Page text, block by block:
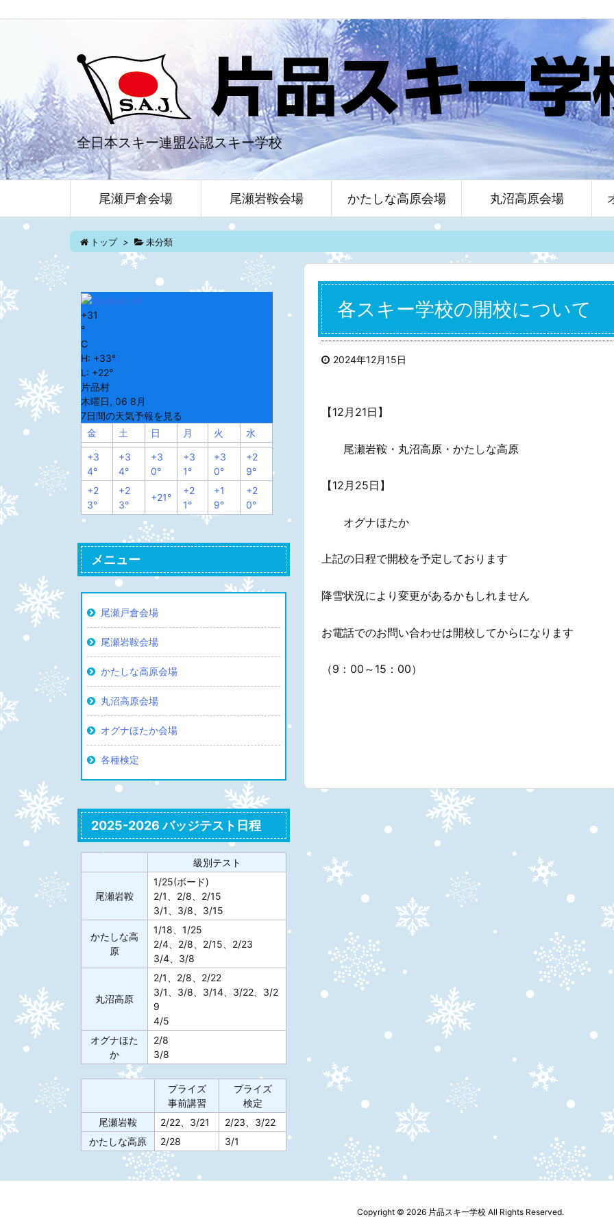
全日本スキー連盟公認スキー学校
尾瀬戸倉会場 尾瀬岩鞍会場 かたしな高原会場 丸沼高原会場
トップ > 未分類
各スキー学校の開校について
2024年12月15日
【12月21日】
尾瀬岩鞍・丸沼高原・かたしな高原
【12月25日】
オグナほたか
上記の日程で開校を予定しております
降雪状況により変更があるかもしれません
お電話でのお問い合わせは開校してからになります
（9：00～15：00）
+31
°
C
H: +33°
L: +22°
片品村
木曜日, 06 8月
7日間の天気予報を見る
金
土 日 月 火 水
+3
4°
+3
4°
+3
0°
+3
1°
+3
0°
+2
9°
+2
3°
+2
3°
+21°
+2
1°
+1
9°
+2
0°
メニュー
尾瀬戸倉会場
尾瀬岩鞍会場
かたしな高原会場
丸沼高原会場
オグナほたか会場
各種検定
2025-2026 バッジテスト日程
級別テスト
尾瀬岩鞍
1/25(ボード)
2/1、2/8、2/15
3/1、3/8、3/15
かたしな高
原
1/18、1/25
2/4、2/8、2/15、2/23
3/4、3/8
丸沼高原
2/1、2/8、2/22
3/1、3/8、3/14、3/22、3/2
9
4/5
オグナほた
か
2/8
3/8
プライズ
事前講習
プライズ
検定
尾瀬岩鞍
2/22、3/21
2/23、3/22
かたしな高原
2/28 3/1
Copyright © 2026 片品スキー学校 All Rights Reserved.